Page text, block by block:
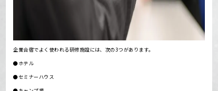
企業合宿でよく使われる研修施設には、次の3つがあります。
●ホテル
●セミナーハウス